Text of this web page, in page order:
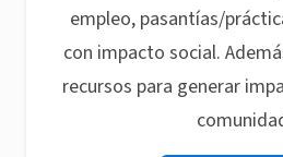
empleo, pasantías/
con impacto social.
recursos para generar